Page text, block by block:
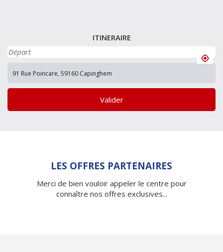
ITINERAIRE
Valider
LES OFFRES PARTENAIRES
Merci de bien vouloir appeler le centre pour
connaître nos offres exclusives...